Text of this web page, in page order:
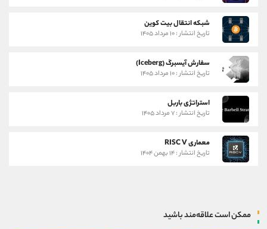
شبکه انتقال بیت کوین
تاریخ انتشار : ۱۰ مرداد ۱۴۰۵
سفارش آیسبرگ (Iceberg)
تاریخ انتشار : ۱۰ مرداد ۱۴۰۵
استراتژی باربل
تاریخ انتشار : ۷ مرداد ۱۴۰۵
معماری RISC V
تاریخ انتشار : ۱۴ بهمن ۱۴۰۴
ممکن است علاقه‌مند باشید